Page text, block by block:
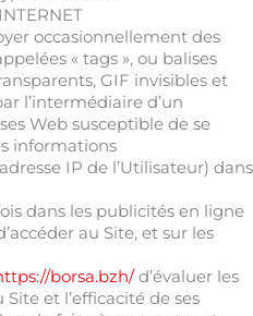
occasionnellement des
« tags », ou balises
GIF invisibles et
l’intermédiaire d’un
Web susceptible de se
informations
IP de l’Utilisateur) dans
dans les publicités en ligne
au Site, et sur les
borsa.bzh/d’évaluer les
et l’efficacité de ses